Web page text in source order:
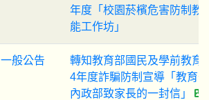
年度「校園菸檳危害防制教
能工作坊」
一般公告
轉知教育部國民及學前教育
4年度詐騙防制宣導「教育
內政部致家長的一封信」